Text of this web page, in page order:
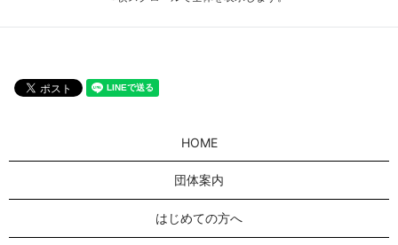
HOME
団体案内
はじめての方へ